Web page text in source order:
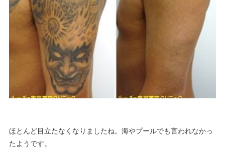
ほとんど目立たなくなりましたね。海やプールでも言われなかっ
たようです。